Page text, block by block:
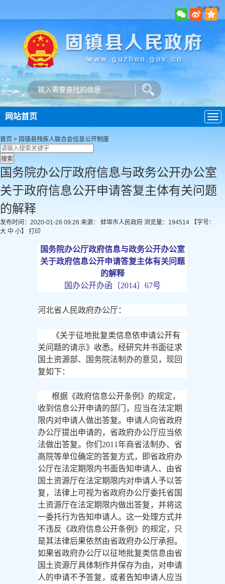
注册登录
导
航
网站首页
首页 > 固镇县残疾人联合会信息公开制度
国务院办公厅政府信息与政务公开办公室
关于政府信息公开申请答复主体有关问题
的解释
发布时间：2020-01-28 09:26 来源： 蚌埠市人民政府 浏览量： 194514
【字号：
大 中 小】 打印
国务院办公厅政府信息与政务公开办公室
关于政府信息公开申请答复主体有关问题
的解释
国办公开办函〔2014〕67号
河北省人民政府办公厅：
《关于征地批复类信息依申请公开有
关问题的请示》收悉。经研究并书面征求
国土资源部、国务院法制办的意见，现回
复如下：
根据《政府信息公开条例》的规定，
收到信息公开申请的部门，应当在法定期
限内对申请人做出答复。申请人向省政府
办公厅提出申请的，省政府办公厅应当依
法做出答复。你们 2011年商省法制办、省
高院等单位确定的答复方式，即省政府办
公厅在法定期限内书面告知申请人、由省
国土资源厅在法定期限内对申请人予以答
复，法律上可视为省政府办公厅委托省国
土资源厅在法定期限内做出答复，并将这
一委托行为告知申请人。这一处理方式并
不违反《政府信息公开条例》的规定，只
是其法律后果依然由省政府办公厅承担。
如果省政府办公厅以征地批复类信息由省
国土资源厅具体制作并保存为由，对申请
人的申请不予答复，或者告知申请人应当